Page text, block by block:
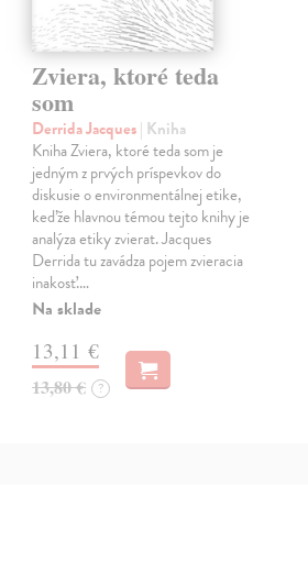
Zviera, ktoré teda
som
Derrida Jacques| Kniha
Kniha Zviera, ktoré teda som je
jedným z prvých príspevkov do
diskusie o environmentálnej etike,
keďže hlavnou témou tejto knihy je
analýza etiky zvierat. Jacques
Derrida tu zavádza pojem zvieracia
inakosť.…
Na sklade
13,11 €
13,80 € ?